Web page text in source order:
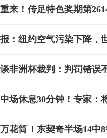
来！传足特色奖期第
：纽约空气污染下降，
非洲杯裁判：判罚错误
场休息30分钟！专家：
花筒！东契奇半场14中